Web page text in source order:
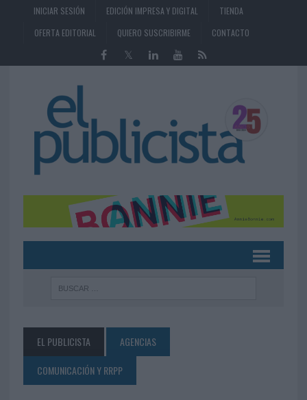
INICIAR SESIÓN EDICIÓN IMPRESA Y DIGITAL
TIENDA
OFERTA EDITORIAL
QUIERO SUSCRIBIRME CONTACTO
EL PUBLICISTA
AGENCIAS
COMUNICACIÓN Y RRPP